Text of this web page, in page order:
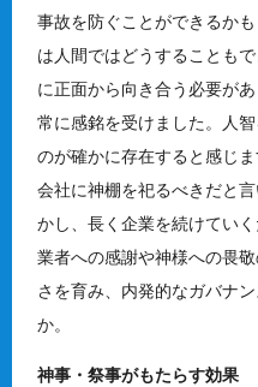
事故を防ぐことができるか
は人間ではどうすることも
に正面から向き合う必要が
常に感銘を受けました。人
のが確かに存在すると感じ
会社に神棚を祀るべきだと
かし、長く企業を続けてい
業者への感謝や神様への畏
さを育み、内発的なガバナ
か。
神事・祭事がもたらす効果